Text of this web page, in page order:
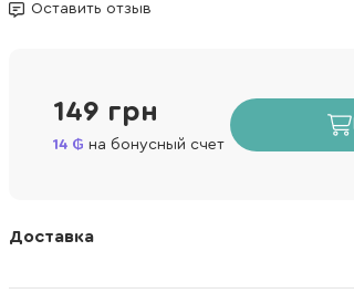
Оставить отзыв
149 грн
14 на бонусный счет
Доставка